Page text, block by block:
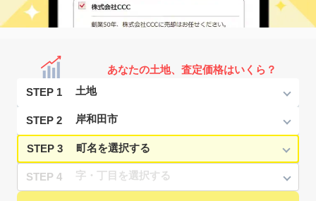
あなたの土地、査定価格はいくら？
STEP 1
STEP 2
STEP 3
STEP 4